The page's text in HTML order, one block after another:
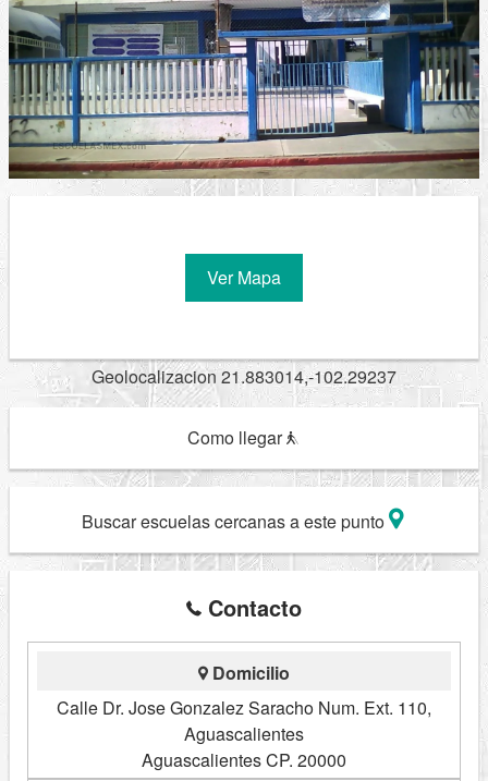
Ver Mapa
Geolocalizacion 21.883014,-102.29237
Como llegar
Buscar escuelas cercanas a este punto
Contacto
Domicilio
Calle Dr. Jose Gonzalez Saracho Num. Ext. 110,
Aguascalientes
Aguascalientes CP. 20000